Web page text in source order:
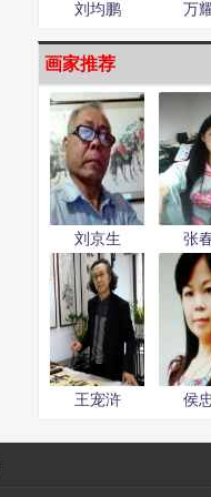
刘均鹏 万
画家推荐
刘京生 张
王宠浒 侯